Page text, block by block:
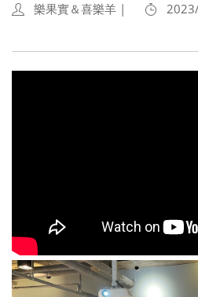
最新一季翻翻卡
登入
樂果實＆喜樂羊 |